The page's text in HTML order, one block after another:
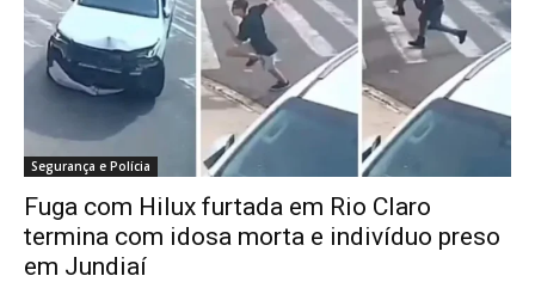
Segurança e Polícia
Fuga com Hilux furtada em Rio Claro
termina com idosa morta e indivíduo preso
em Jundiaí